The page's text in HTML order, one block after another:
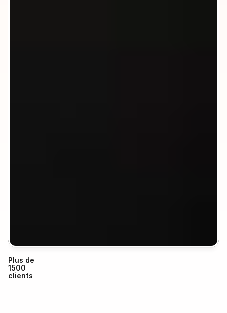
Plus de
1500
clients